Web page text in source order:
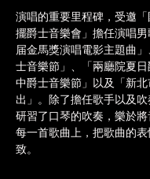
演唱的重要里程碑，受邀
擺爵士音樂會」擔任演唱
届金馬獎演唱電影主題曲
士音樂節」、「兩廳院夏
中爵士音樂節」以及「新
出」。除了擔任歌手以及
研習了口琴的吹奏，樂於
每一首歌曲上，把歌曲的
致。